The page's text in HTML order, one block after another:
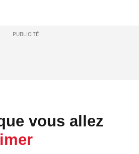
PUBLICITÉ
vous allez